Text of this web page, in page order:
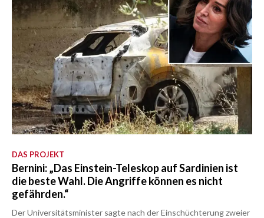
DAS PROJEKT
Bernini: „Das Einstein-Teleskop auf Sardinien ist
die beste Wahl. Die Angriffe können es nicht
gefährden.“
Der Universitätsminister sagte nach der Einschüchterung zweier